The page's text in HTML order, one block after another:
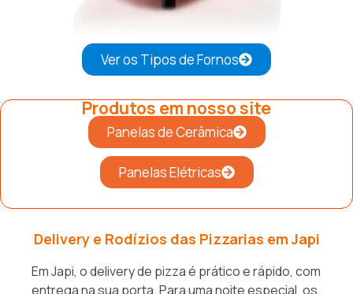
Ver os Tipos de Fornos
Produtos em nosso site
Panelas de Cerâmica
Panelas Elétricas
Delivery e Rodízios das Pizzarias em Japi
Em Japi, o delivery de pizza é prático e rápido, com
entrega na sua porta. Para uma noite especial, os